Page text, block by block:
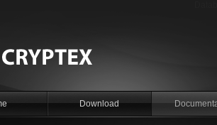
Download